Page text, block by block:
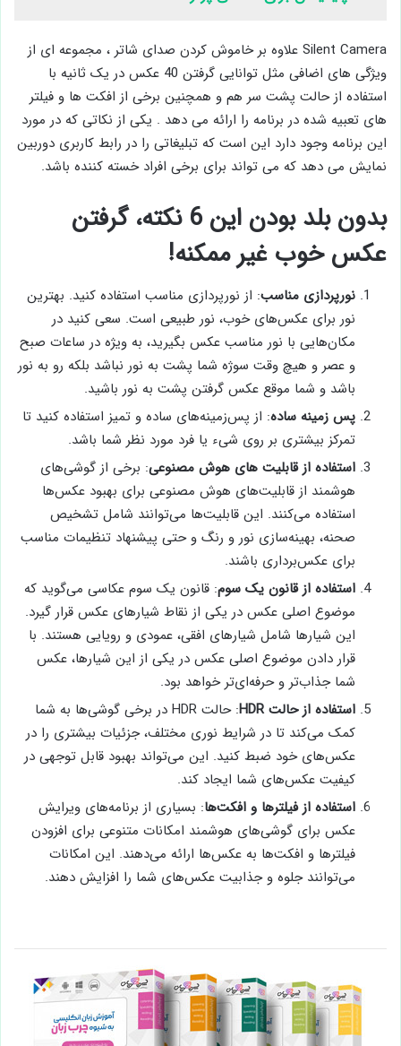
Silent Camera علاوه بر خاموش کردن صدای شاتر ، مجموعه ای از
ویژگی های اضافی مثل توانایی گرفتن 40 عکس در یک ثانیه با
استفاده از حالت پشت سر هم و همچنین برخی از افکت ها و فیلتر
های تعبیه شده در برنامه را ارائه می دهد . یکی از نکاتی که در مورد
این برنامه وجود دارد این است که تبلیغاتی را در رابط کاربری دوربین
نمایش می دهد که می تواند برای برخی افراد خسته کننده باشد.
بدون بلد بودن این 6 نکته، گرفتن
عکس خوب غیر ممکنه!
نورپردازی مناسب: از نورپردازی مناسب استفاده کنید. بهترین
نور برای عکس‌های خوب، نور طبیعی است. سعی کنید در
مکان‌هایی با نور مناسب عکس بگیرید، به ویژه در ساعات صبح
و عصر و هیچ وقت سوژه شما پشت به نور نباشد بلکه رو به نور
باشد و شما موقع عکس گرفتن پشت به نور باشید.
پس زمینه ساده: از پس‌زمینه‌های ساده و تمیز استفاده کنید تا
تمرکز بیشتری بر روی شیء یا فرد مورد نظر شما باشد.
استفاده از قابلیت های هوش مصنوعی: برخی از گوشی‌های
هوشمند از قابلیت‌های هوش مصنوعی برای بهبود عکس‌ها
استفاده می‌کنند. این قابلیت‌ها می‌توانند شامل تشخیص
صحنه، بهینه‌سازی نور و رنگ و حتی پیشنهاد تنظیمات مناسب
برای عکس‌برداری باشند.
استفاده از قانون یک سوم: قانون یک سوم عکاسی می‌گوید که
موضوع اصلی عکس در یکی از نقاط شیارهای عکس قرار گیرد.
این شیارها شامل شیارهای افقی، عمودی و رویایی هستند. با
قرار دادن موضوع اصلی عکس در یکی از این شیارها، عکس
شما جذاب‌تر و حرفه‌ای‌تر خواهد بود.
استفاده از حالت HDR
: حالت HDR در برخی گوشی‌ها به شما
کمک می‌کند تا در شرایط نوری مختلف، جزئیات بیشتری را در
عکس‌های خود ضبط کنید. این می‌تواند بهبود قابل توجهی در
کیفیت عکس‌های شما ایجاد کند.
استفاده از فیلترها و افکت‌ها: بسیاری از برنامه‌های ویرایش
عکس برای گوشی‌های هوشمند امکانات متنوعی برای افزودن
فیلترها و افکت‌ها به عکس‌ها ارائه می‌دهند. این امکانات
می‌توانند جلوه و جذابیت عکس‌های شما را افزایش دهند.